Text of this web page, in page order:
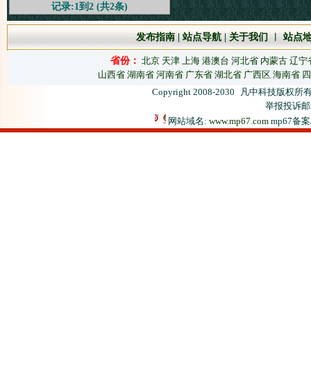
记录:1到2 (共2条)
发布指南|站点导航| 关于我们 站点
省份： 北京 天津 上海 港澳台 河北省 内蒙古 辽宁
山西省 湖南省 河南省 广东省 湖北省 广西区 海南省
Copyright 2008-2030
凡中科技版权所
举报投诉
网站域名: www.mp67.com mp67备